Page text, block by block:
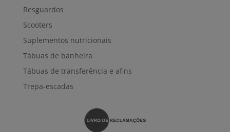
Resguardos
Scooters
Suplementos nutricionais
Tábuas de banheira
Tábuas de transferência e afins
Trepa-escadas